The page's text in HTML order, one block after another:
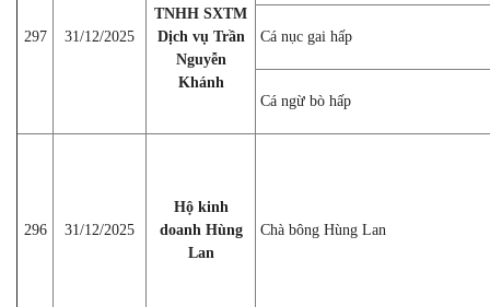
297 31/12/2025
TNHH SXTM
Dịch vụ Trần
Nguyễn
Khánh
Cá nục gai hấp
Cá ngừ bò hấp
296 31/12/2025
Hộ kinh
doanh Hùng
Lan
Chà bông Hùng Lan